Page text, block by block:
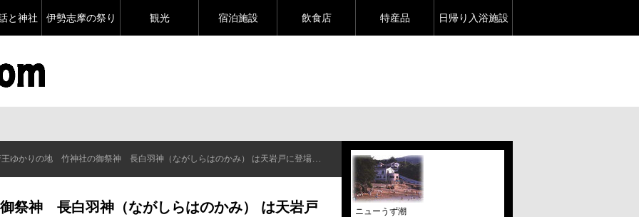
と神社 伊勢志摩の祭り 観光 宿泊施設 飲食店 特産品 日帰り入浴施設
ゆかりの地 竹神社の御祭神 長白羽神（ながしらはのかみ） は天岩戸に登場する神様（多気郡明和町斎宮）
祭神 長白羽神（ながしらはのかみ） は天岩戸
ニューうず潮